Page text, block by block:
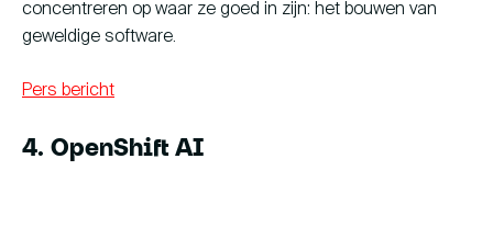
concentreren op waar ze goed in zijn: het bouwen van
geweldige software.
Pers bericht
4. OpenShift AI